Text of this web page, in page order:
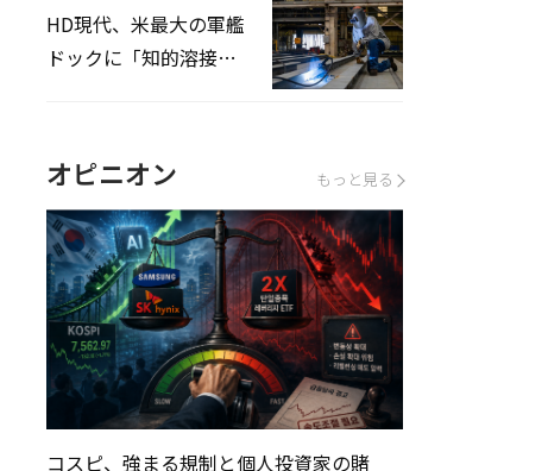
HD現代、米最大の軍艦
ドックに「知的溶接」
オピニオン もっと見る
コスピ、強まる規制と個人投資家の賭